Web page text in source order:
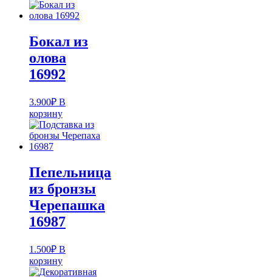
Бокал из
олова
16992
3.900₽ В
корзину
Пепельница
из бронзы
Черепашка
16987
1.500₽ В
корзину